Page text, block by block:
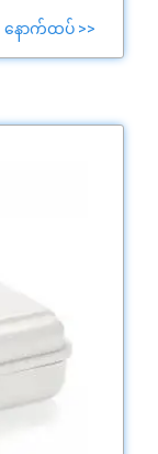
နောက်ထပ် >>